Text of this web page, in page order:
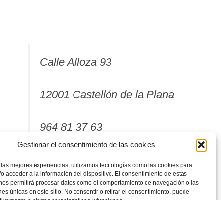
Gestionar el consentimiento de las cookies
las mejores experiencias, utilizamos tecnologías como las cookies para
acceder a la información del dispositivo. El consentimiento de estas
permitirá procesar datos como el comportamiento de navegación o las
únicas en este sitio. No consentir o retirar el consentimiento, puede
Calle Alloza 93
12001 Castellón de la Plana
964 81 37 63